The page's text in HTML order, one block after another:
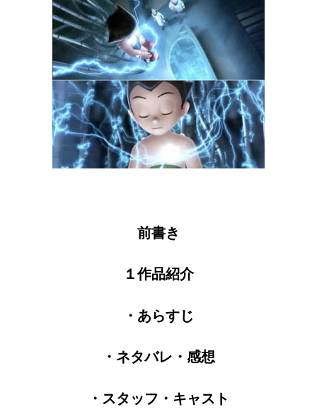
前書き
１作品紹介
・あらすじ
・ネタバレ・感想
・スタッフ・キャスト